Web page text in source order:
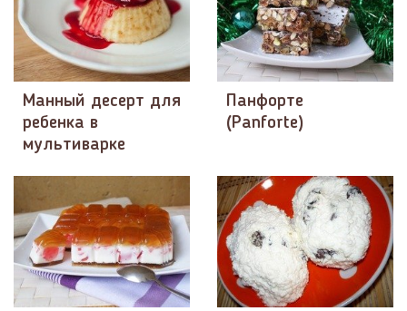
Манный десерт для
ребенка в
мультиварке
Панфорте
(Panforte)